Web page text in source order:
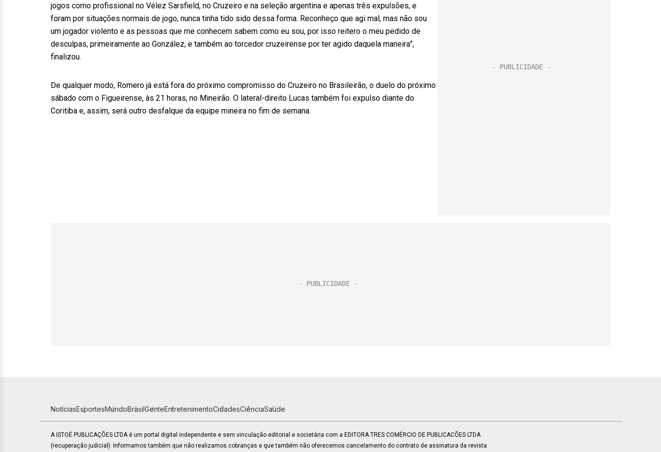
jogos como profissional no Vélez Sarsfield, no Cruzeiro e na seleção argentina e apenas três expulsões, e
foram por situações normais de jogo, nunca tinha tido sido dessa forma. Reconheço que agi mal, mas não sou
um jogador violento e as pessoas que me conhecem sabem como eu sou, por isso reitero o meu pedido de
desculpas, primeiramente ao González, e também ao torcedor cruzeirense por ter agido daquela maneira”,
finalizou.
De qualquer modo, Romero já está fora do próximo compromisso do Cruzeiro no Brasileirão, o duelo do próximo
sábado com o Figueirense, às 21 horas, no Mineirão. O lateral-direito Lucas também foi expulso diante do
Coritiba e, assim, será outro desfalque da equipe mineira no fim de semana.
NotíciasEsportesMundoBrasilGenteEntretenimentoCidadesCiênciaSaúde
A ISTOÉ PUBLICAÇÕES LTDA é um portal digital independente e sem vinculação editorial e societária com a EDITORA TRES COMÉRCIO DE PUBLICACÕES LTDA
(recuperação judicial). Informamos também que não realizamos cobranças e que também não oferecemos cancelamento do contrato de assinatura da revista